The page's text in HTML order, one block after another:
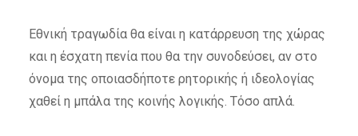
Εθνική τραγωδία θα είναι η κατάρρευση της χώρας
και η έσχατη πενία που θα την συνοδεύσει, αν στο
όνομα της οποιασδήποτε ρητορικής ή ιδεολογίας
χαθεί η μπάλα της κοινής λογικής. Τόσο απλά.